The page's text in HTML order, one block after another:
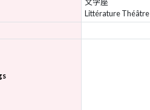
Littérature Théâtre